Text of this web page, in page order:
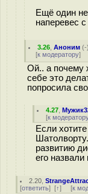
Ещё один
наперевес
3.26 ,Аноним (-
[к модератору]
Ой.. а почему
себе это
попросила
4.27 ,
[к
Если
развитию
его назвали
2.20 ,
[ответить] [↑] [к